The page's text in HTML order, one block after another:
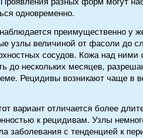
одновременно.
наблюдается преимущественно у
узлы величиной от фасоли до
сосудов. Кожа над
до нескольких месяцев,
Рецидивы возникают чаще в
вариант отличается более
к рецидивам. Узлы
заболевания с тенденцией к